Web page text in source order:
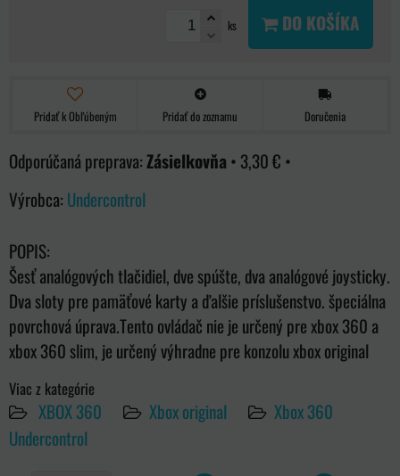
ks DO KOŠÍKA
Pridať k Obľúbeným Pridať do zoznamu Doručenia
Zásielkovňa • 3,30 € •
Výrobca: Undercontrol
POPIS:
Šesť analógových tlačidiel, dve spúšte, dva analógové joysticky.
Dva sloty pre pamäťové karty a ďalšie príslušenstvo. špeciálna
povrchová úprava.Tento ovládač nie je určený pre xbox 360 a
xbox 360 slim, je určený výhradne pre konzolu xbox original
Viac z kategórie
XBOX 360 Xbox original
Xbox 360
Undercontrol